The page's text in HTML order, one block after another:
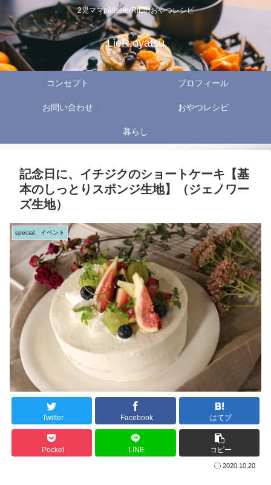
2児ママpâtissierRIEのおやつレシピ
LieR.oyatsu
コンセプト プロフィール
お問い合わせ おやつレシピ
暮らし
記念日に、イチジクのショートケーキ【基
本のしっとりスポンジ生地】（ジェノワー
ズ生地）
special、イベント
Twitter Facebook はてブ
Pocket LINE コピー
2020.10.20